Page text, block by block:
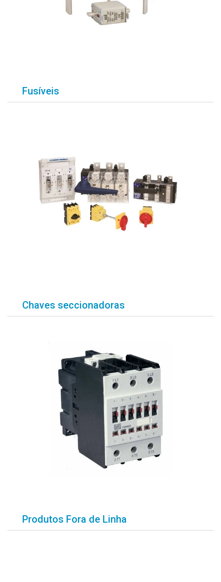
Fusíveis
Chaves seccionadoras
Produtos Fora de Linha